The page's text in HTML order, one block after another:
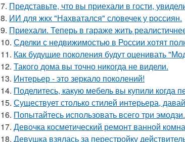
7. Представьте, что вы приехали в гости,
8. ИИ для жкх "Нахватался" словечек у россиян.
9. Приехали. Теперь в гараже жить
10. Сделки с недвижимостью в России хотят
11. Как будущие поколения будут оценивать
12. Такого дома вы точно никогда не видели.
13. Интерьер - это зеркало поколений!
14. Поделитесь, какую мебель вы купили когда
15. Существует столько стилей интерьера,
16. Попытайтесь использовать всего три эмодзи.
17. Девочка косметический ремонт ванной
18. Девушка взялась за перестройку